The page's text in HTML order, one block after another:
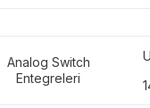
Analog Switch
Entegreleri